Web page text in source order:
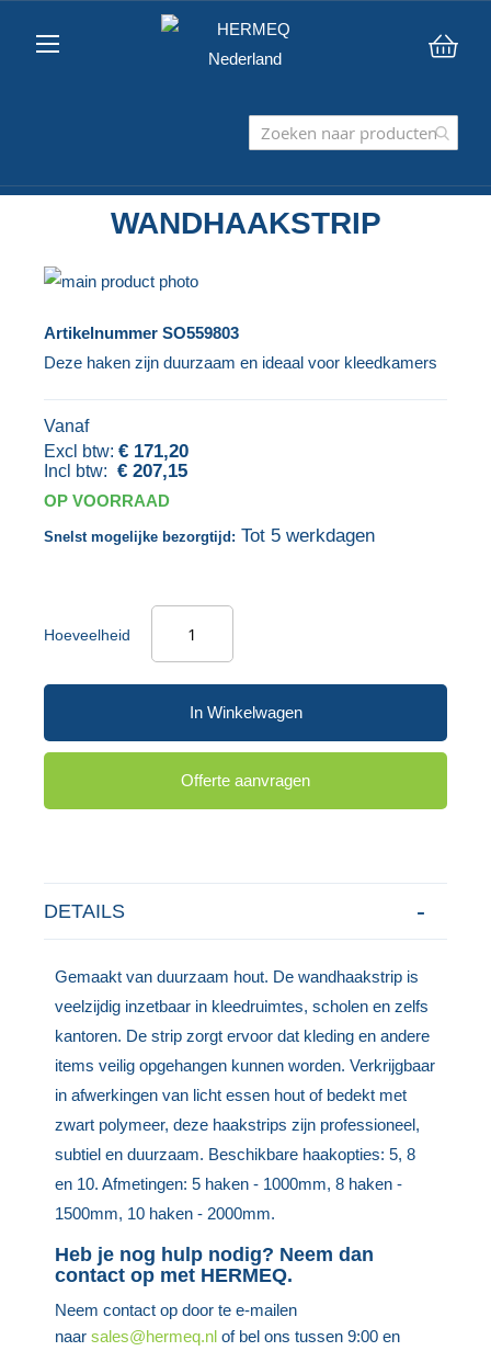
WANDHAAKSTRIP
Ga
het
einde
van
de
afbeeldingen-
naar
het
begin
van
de
Artikelnummer SO559803
Deze haken zijn duurzaam en ideaal voor kleedkamers
Vanaf
€ 171,20
€ 207,15
OP VOORRAAD
Snelst mogelijke bezorgtijd: Tot 5 werkdagen
Hoeveelheid
In Winkelwagen
Offerte aanvragen
DETAILS
Gemaakt van duurzaam hout. De wandhaakstrip is
veelzijdig inzetbaar in kleedruimtes, scholen en zelfs
kantoren. De strip zorgt ervoor dat kleding en andere
items veilig opgehangen kunnen worden. Verkrijgbaar
in afwerkingen van licht essen hout of bedekt met
zwart polymeer, deze haakstrips zijn professioneel,
subtiel en duurzaam. Beschikbare haakopties: 5, 8
en 10. Afmetingen: 5 haken - 1000mm, 8 haken -
1500mm, 10 haken - 2000mm.
Heb je nog hulp nodig? Neem dan
contact op met HERMEQ.
Neem contact op door te e-mailen
naarsales@hermeq.nl of bel ons tussen 9:00 en